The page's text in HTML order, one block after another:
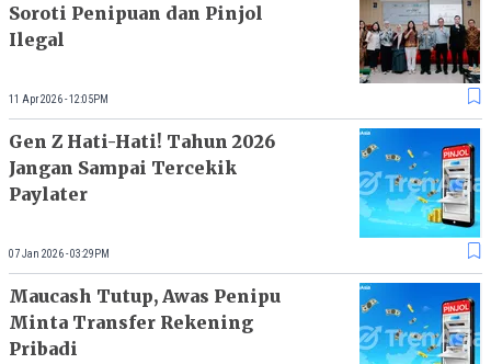
Soroti Penipuan dan Pinjol
Ilegal
11 Apr 2026 - 12:05PM
Gen Z Hati-Hati! Tahun 2026
Jangan Sampai Tercekik
Paylater
07 Jan 2026 - 03:29PM
Maucash Tutup, Awas Penipu
Minta Transfer Rekening
Pribadi